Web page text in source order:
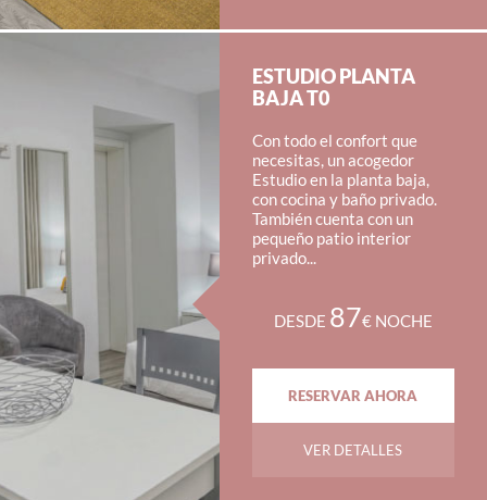
ESTUDIO PLANTA
BAJA T0
Con todo el confort que
necesitas, un acogedor
Estudio en la planta baja,
con cocina y baño privado.
También cuenta con un
pequeño patio interior
privado...
DESDE 87€ NOCHE
RESERVAR AHORA
VER DETALLES